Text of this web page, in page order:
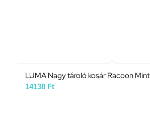
LUMA Nagy tároló kosár Racoon Mint
14138 Ft